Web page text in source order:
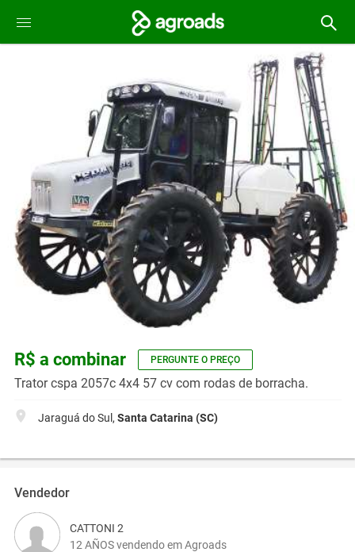
R$ a combinar PERGUNTE O PREÇO
Trator cspa 2057c 4x4 57 cv com rodas de borracha.
Jaraguá do Sul, Santa Catarina (SC)
Vendedor
CATTONI 2
12 AÑOS vendendo em Agroads